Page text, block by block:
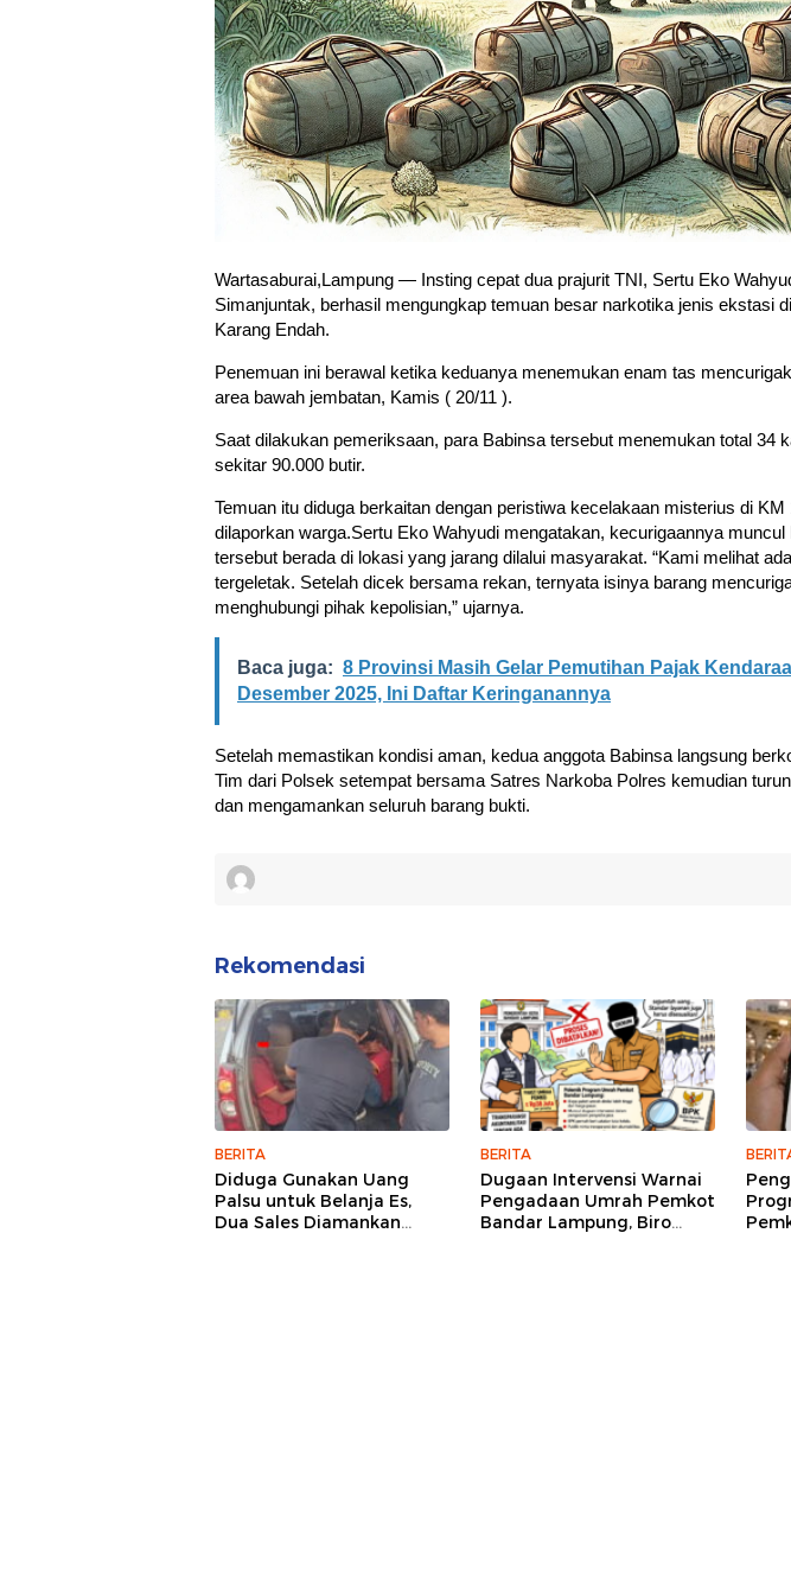
Wartasaburai,Lampung — Insting cepat dua prajurit TNI, Sertu Eko
Simanjuntak, berhasil mengungkap temuan besar narkotika jenis ekstasi
Karang Endah.
Penemuan ini berawal ketika keduanya menemukan enam tas
area bawah jembatan, Kamis ( 20/11 ).
Saat dilakukan pemeriksaan, para Babinsa tersebut menemukan total 34
sekitar 90.000 butir.
Temuan itu diduga berkaitan dengan peristiwa kecelakaan misterius di
dilaporkan warga.Sertu Eko Wahyudi mengatakan, kecurigaannya
tersebut berada di lokasi yang jarang dilalui masyarakat. “Kami melihat
tergeletak. Setelah dicek bersama rekan, ternyata isinya barang
menghubungi pihak kepolisian,” ujarnya.
Baca juga: 8 Provinsi Masih Gelar Pemutihan Pajak
Desember 2025, Ini Daftar Keringanannya
Setelah memastikan kondisi aman, kedua anggota Babinsa langsung
Tim dari Polsek setempat bersama Satres Narkoba Polres kemudian
dan mengamankan seluruh barang bukti.
Rekomendasi
BERITA
Diduga Gunakan Uang
Palsu untuk Belanja Es,
Dua Sales Diamankan
BERITA
Dugaan Intervensi Warnai
Pengadaan Umrah Pemkot
Bandar Lampung, Biro